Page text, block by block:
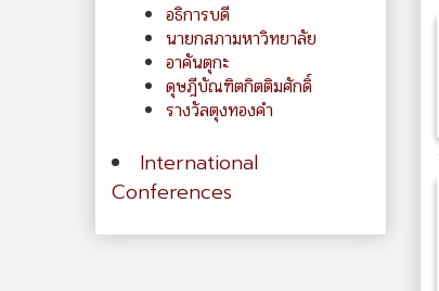
อธิการบดี
นายกสภามหาวิทยาลัย
อาคันตุกะ
ดุษฎีบัณฑิตกิตติมศักดิ์
รางวัลตุงทองคำ
International
Conferences